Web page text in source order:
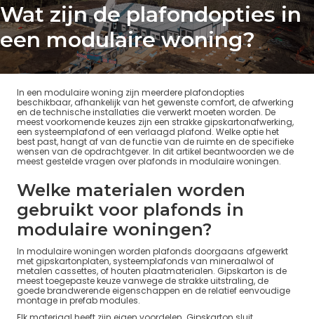
Wat zijn de plafondopties in
een modulaire woning?
In een modulaire woning zijn meerdere plafondopties
beschikbaar, afhankelijk van het gewenste comfort, de afwerking
en de technische installaties die verwerkt moeten worden. De
meest voorkomende keuzes zijn een strakke gipskartonafwerking,
een systeemplafond of een verlaagd plafond. Welke optie het
best past, hangt af van de functie van de ruimte en de specifieke
wensen van de opdrachtgever. In dit artikel beantwoorden we de
meest gestelde vragen over plafonds in modulaire woningen.
Welke materialen worden
gebruikt voor plafonds in
modulaire woningen?
In modulaire woningen worden plafonds doorgaans afgewerkt
met gipskartonplaten, systeemplafonds van mineraalwol of
metalen cassettes, of houten plaatmaterialen. Gipskarton is de
meest toegepaste keuze vanwege de strakke uitstraling, de
goede brandwerende eigenschappen en de relatief eenvoudige
montage in prefab modules.